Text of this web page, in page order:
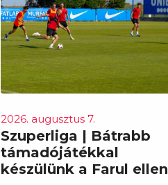
2026. augusztus 7.
Szuperliga | Bátrabb
támadójátékkal
készülünk a Farul ellen